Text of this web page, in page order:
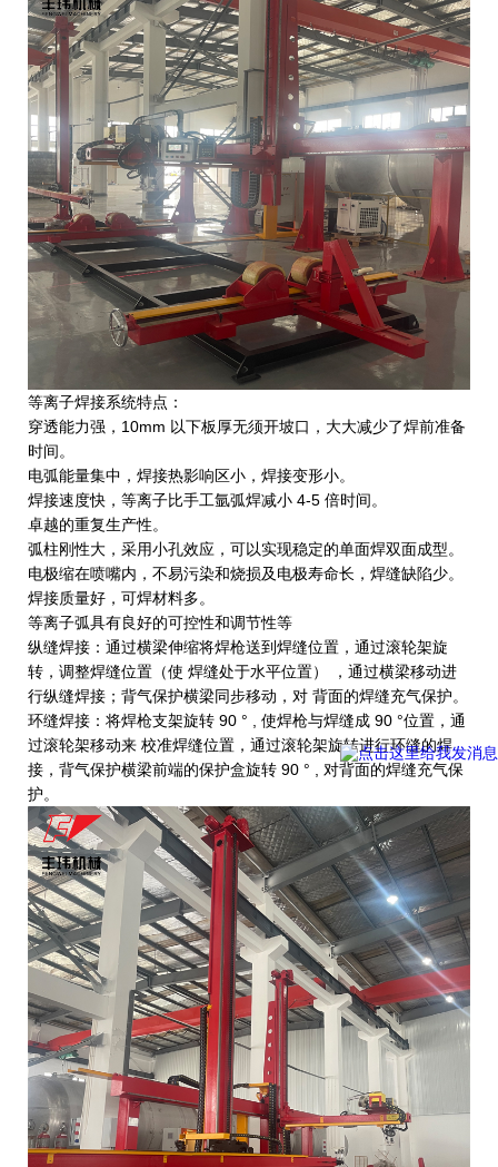
等离子焊接系统特点：
穿透能力强，10mm 以下板厚无须开坡口，大大减少了焊前准备
时间。
电弧能量集中，焊接热影响区小，焊接变形小。
焊接速度快，等离子比手工氩弧焊减小 4-5 倍时间。
卓越的重复生产性。
弧柱刚性大，采用小孔效应，可以实现稳定的单面焊双面成型。
电极缩在喷嘴内，不易污染和烧损及电极寿命长，焊缝缺陷少。
焊接质量好，可焊材料多。
等离子弧具有良好的可控性和调节性等
纵缝焊接：通过横梁伸缩将焊枪送到焊缝位置，通过滚轮架旋
转，调整焊缝位置（使 焊缝处于水平位置） ，通过横梁移动进
行纵缝焊接；背气保护横梁同步移动，对 背面的焊缝充气保护。
环缝焊接：将焊枪支架旋转 90 ° , 使焊枪与焊缝成 90 °位置，通
过滚轮架移动来 校准焊缝位置，通过滚轮架旋转进行环缝的焊
接，背气保护横梁前端的保护盒旋转 90 ° , 对背面的焊缝充气保
护。